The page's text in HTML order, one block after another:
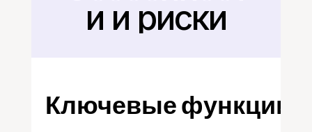
и и риски
Ключевые функции